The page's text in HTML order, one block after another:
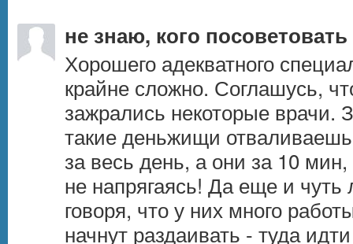
не знаю, кого посоветовать
Хорошего адекватного
крайне сложно. Соглашусь,
зажрались некоторые врачи.
такие деньжищи
за весь день, а они за 10
не напрягаясь! Да еще и
говоря, что у них много
начнут раздаивать - туда